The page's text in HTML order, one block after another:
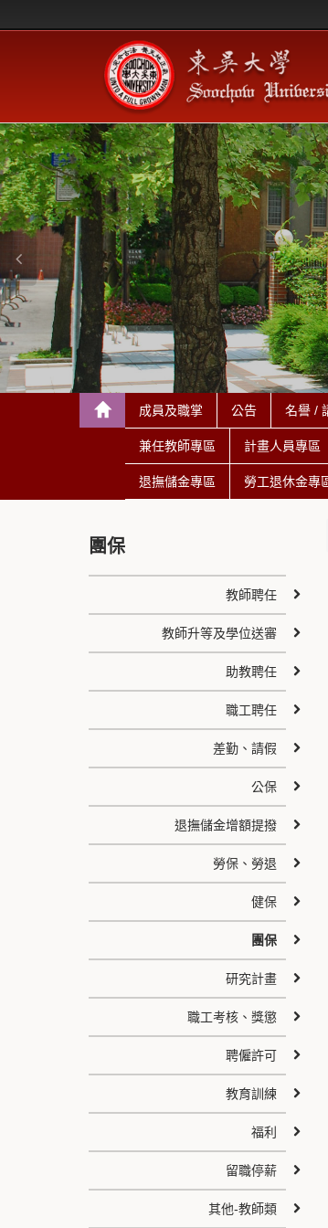
成員及職掌 公告 名譽 /
兼任教師專區 計畫人員專區
退撫儲金專區 勞工退休金專
團保
教師聘任
教師升等及學位送審
助教聘任
職工聘任
差勤、請假
公保
退撫儲金增額提撥
勞保、勞退
健保
團保
研究計畫
職工考核、獎懲
聘僱許可
教育訓練
福利
留職停薪
其他-教師類